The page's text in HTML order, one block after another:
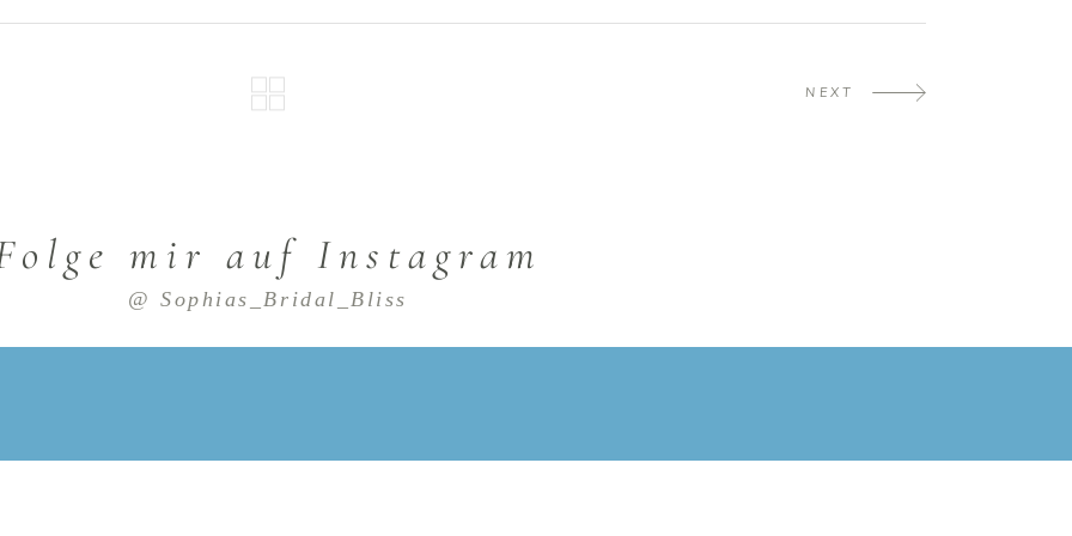
NEXT
mir auf Instagram
@ Sophias_Bridal_Bliss